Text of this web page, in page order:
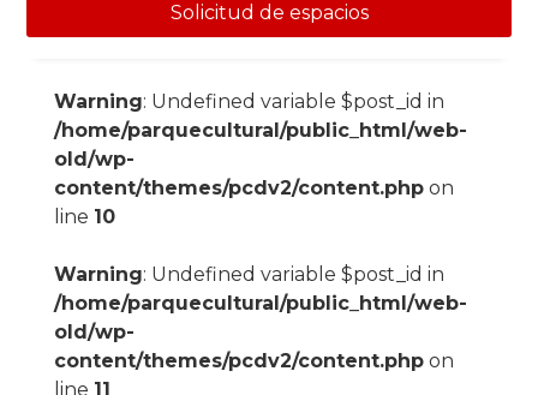
Solicitud de espacios
Warning: Undefined variable $post_id in
/home/parquecultural/public_html/web-
old/wp-
content/themes/pcdv2/content.phpon
line 10
Warning: Undefined variable $post_id in
/home/parquecultural/public_html/web-
old/wp-
content/themes/pcdv2/content.phpon
line 11